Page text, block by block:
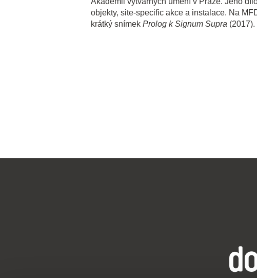
objekty, site-specific akce a instalace. Na
krátký snímek Prolog k Signum Supra (2017).